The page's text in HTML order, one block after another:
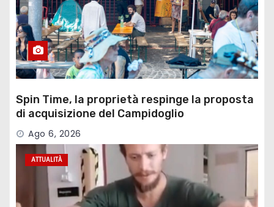
Spin Time, la proprietà respinge la proposta
di acquisizione del Campidoglio
Ago 6, 2026
ATTUALITÀ